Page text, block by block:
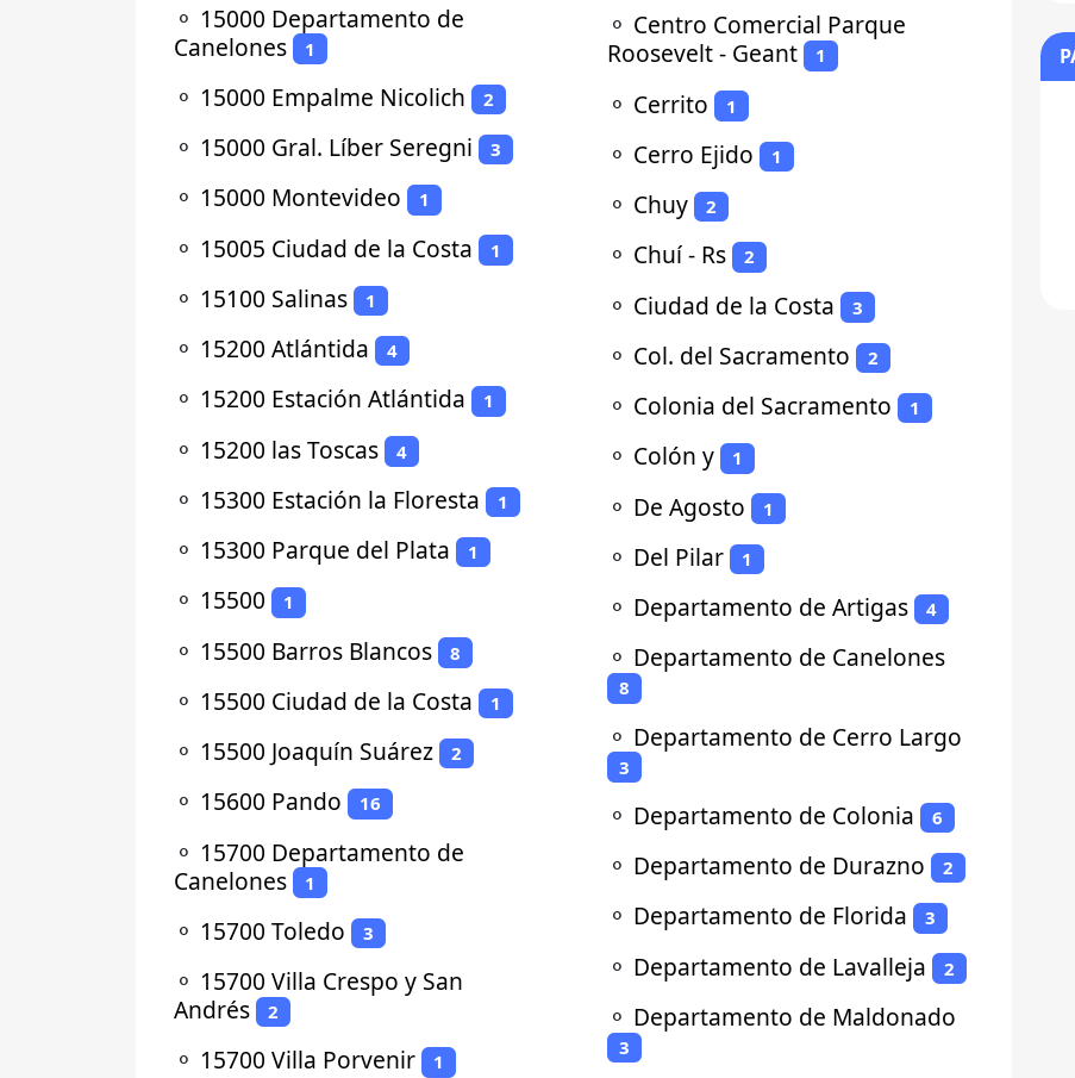
⚬ 15000 Departamento de
Canelones
1
⚬ 15000 Empalme Nicolich 2
⚬ 15000 Gral. Líber Seregni 3
⚬ 15000 Montevideo 1
⚬ 15005 Ciudad de la Costa 1
⚬ 15100 Salinas 1
⚬ 15200 Atlántida 4
⚬ 15200 Estación Atlántida 1
⚬ 15200 las Toscas 4
⚬ 15300 Estación la Floresta 1
⚬ 15300 Parque del Plata 1
⚬ 15500 1
⚬ 15500 Barros Blancos 8
⚬ 15500 Ciudad de la Costa 1
⚬ 15500 Joaquín Suárez 2
⚬ 15600 Pando 16
⚬ 15700 Departamento de
Canelones
1
⚬ 15700 Toledo 3
⚬ 15700 Villa Crespo y San
Andrés
2
⚬ 15700 Villa Porvenir 1
⚬ Centro Comercial Parque
Roosevelt - Geant
1
⚬ Cerrito 1
⚬ Cerro Ejido 1
⚬ Chuy 2
⚬ Chuí - Rs 2
⚬ Ciudad de la Costa 3
⚬ Col. del Sacramento 2
⚬ Colonia del Sacramento 1
⚬ Colón y 1
⚬ De Agosto 1
⚬ Del Pilar 1
⚬ Departamento de Artigas 4
⚬ Departamento de Canelones
8
⚬ Departamento de Cerro Largo
3
⚬ Departamento de Colonia 6
⚬ Departamento de Durazno 2
⚬ Departamento de Florida 3
⚬ Departamento de Lavalleja 2
⚬ Departamento de Maldonado
3